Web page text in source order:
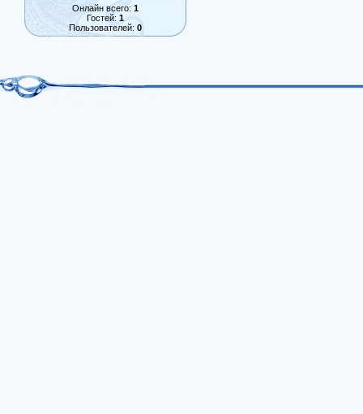
Онлайн всего: 1
Гостей: 1
Пользователей: 0